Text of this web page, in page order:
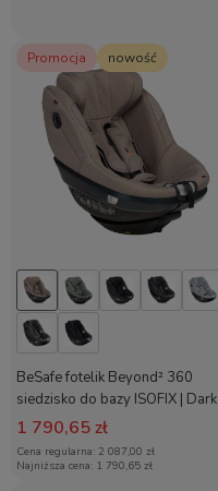
BeSafe fotelik Beyond² 360
siedzisko do bazy ISOFIX | Dark
Sand
1 790,65 zł
Cena regularna: 2 087,00 zł
Najniższa cena: 1 790,65 zł
Promocja nowość